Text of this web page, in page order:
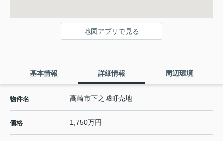
地図アプリで見る
基本情報 詳細情報 周辺環境
物件名 高崎市下之城町売地
価格 1,750万円